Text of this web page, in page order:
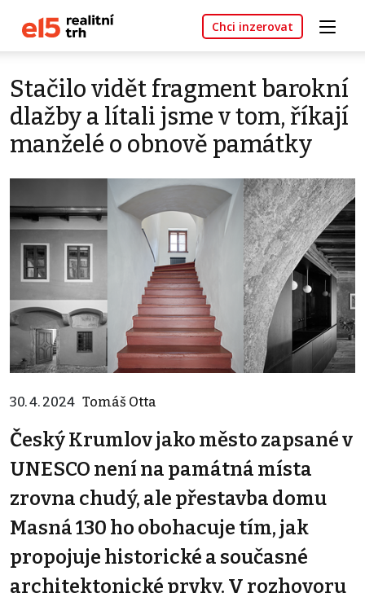
Chci inzerovat
Stačilo vidět fragment barokní
dlažby a lítali jsme v tom, říkají
manželé o obnově památky
30. 4. 2024 Tomáš Otta
Český Krumlov jako město zapsané v
UNESCO není na památná místa
zrovna chudý, ale přestavba domu
Masná 130 ho obohacuje tím, jak
propojuje historické a současné
architektonické prvky. V rozhovoru